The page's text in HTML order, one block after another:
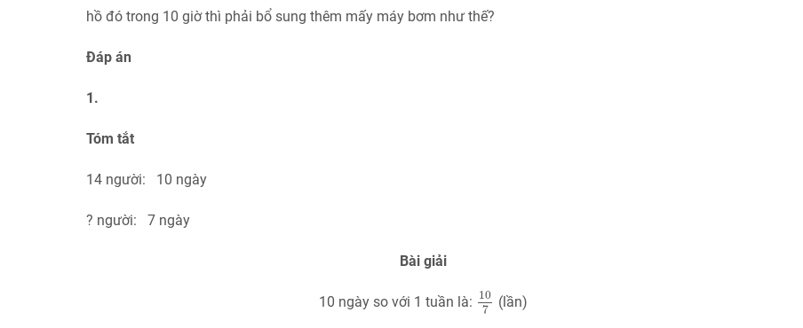
hồ đó trong 10 giờ thì phải bổ sung thêm mấy máy bơm như thế?
Đáp án
1.
Tóm tắt
14 người: 10 ngày
? người: 7 ngày
Bài giải
10 ngày so với 1 tuần là: 10
7
10 7
(lần)